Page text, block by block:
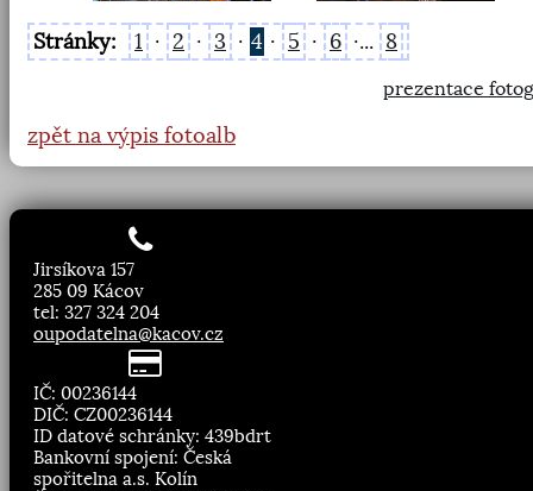
Stránky: 1 · 2 · 3 · 4 · 5 · 6 ·... 8
prezentace
zpět na výpis fotoalb
Jirsíkova 157
285 09 Kácov
tel: 327 324 204
oupodatelna@kacov.cz
IČ: 00236144
DIČ: CZ00236144
ID datové schránky: 439bdrt
Bankovní spojení: Česká
spořitelna a.s. Kolín